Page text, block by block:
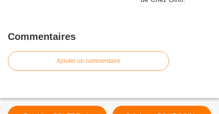
Commentaires
Ajouter un commentaire